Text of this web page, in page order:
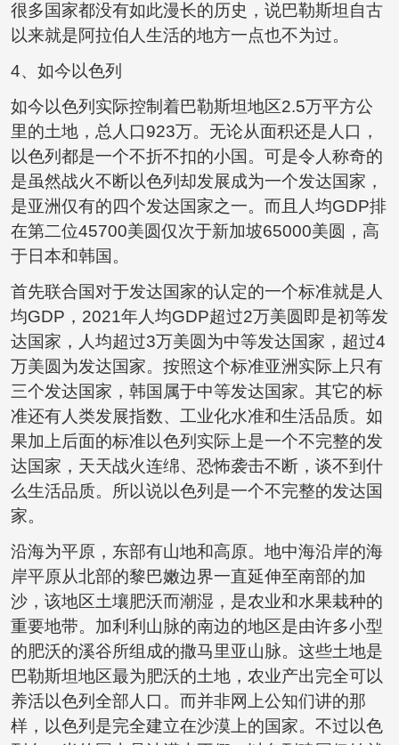
很多国家都没有如此漫长的历史，说巴勒斯坦自古
以来就是阿拉伯人生活的地方一点也不为过。
4、如今以色列
如今以色列实际控制着巴勒斯坦地区2.5万平方公
里的土地，总人口923万。无论从面积还是人口，
以色列都是一个不折不扣的小国。可是令人称奇的
是虽然战火不断以色列却发展成为一个发达国家，
是亚洲仅有的四个发达国家之一。而且人均GDP排
在第二位45700美圆仅次于新加坡65000美圆，高
于日本和韩国。
首先联合国对于发达国家的认定的一个标准就是人
均GDP，2021年人均GDP超过2万美圆即是初等发
达国家，人均超过3万美圆为中等发达国家，超过4
万美圆为发达国家。按照这个标准亚洲实际上只有
三个发达国家，韩国属于中等发达国家。其它的标
准还有人类发展指数、工业化水准和生活品质。如
果加上后面的标准以色列实际上是一个不完整的发
达国家，天天战火连绵、恐怖袭击不断，谈不到什
么生活品质。所以说以色列是一个不完整的发达国
家。
沿海为平原，东部有山地和高原。地中海沿岸的海
岸平原从北部的黎巴嫩边界一直延伸至南部的加
沙，该地区土壤肥沃而潮湿，是农业和水果栽种的
重要地带。加利利山脉的南边的地区是由许多小型
的肥沃的溪谷所组成的撒马里亚山脉。这些土地是
巴勒斯坦地区最为肥沃的土地，农业产出完全可以
养活以色列全部人口。而并非网上公知们讲的那
样，以色列是完全建立在沙漠上的国家。不过以色